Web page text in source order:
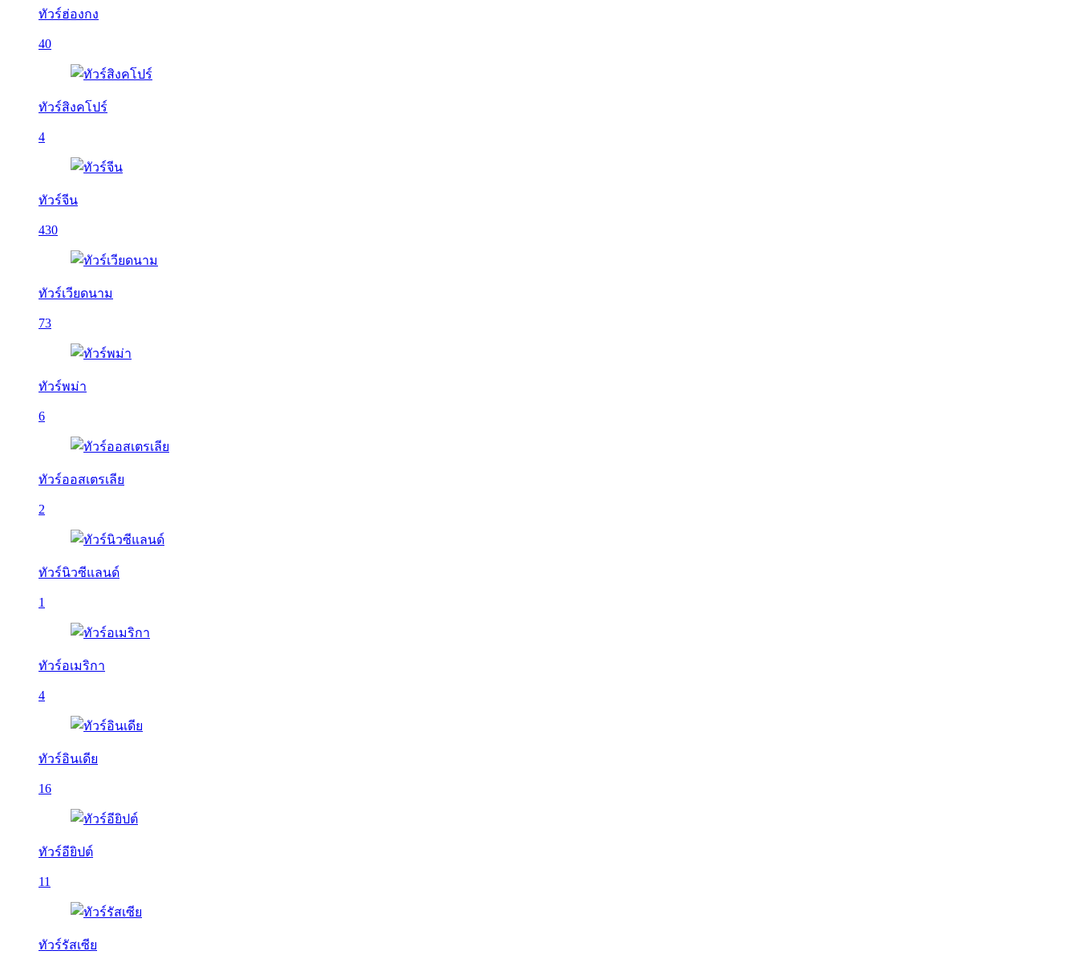
ทัวร์ฮ่องกง
40
ทัวร์สิงคโปร์
4
ทัวร์จีน
430
ทัวร์เวียดนาม
73
ทัวร์พม่า
6
ทัวร์ออสเตรเลีย
2
ทัวร์นิวซีแลนด์
1
ทัวร์อเมริกา
4
ทัวร์อินเดีย
16
ทัวร์อียิปต์
11
ทัวร์รัสเซีย